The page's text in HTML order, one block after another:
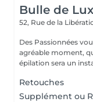
Bulle de Lux
52, Rue de la
Des Passionnées
agréable moment,
épilation sera un
Retouches
Supplément ou